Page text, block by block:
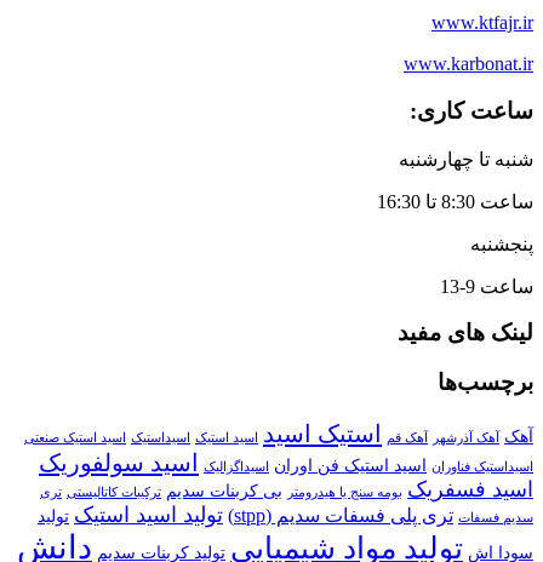
www.ktfajr.ir
www.karbonat.ir
ساعت کاری:
شنبه تا چهارشنبه
ساعت 8:30 تا 16:30
پنجشنبه
ساعت 9-13
لینک های مفید
برچسب‌ها
آهک آهک آذرشهر آهک قم استیک اسید اسید استیک اسیداستیک اسید استیک صنعتی
اسیداستیک فناوران اسید استیک فن اوران اسیداگزالیک اسید سولفوریک
اسید فسفریک بومه سنج یا هیدرومتر بی کربنات سدیم ترکیبات کاتالیستی تری
سدیم فسفات تری پلی فسفات سدیم (stpp) تولید اسید استیک تولید
سودا اش تولید مواد شیمیایی تولید کربنات سدیم دانش